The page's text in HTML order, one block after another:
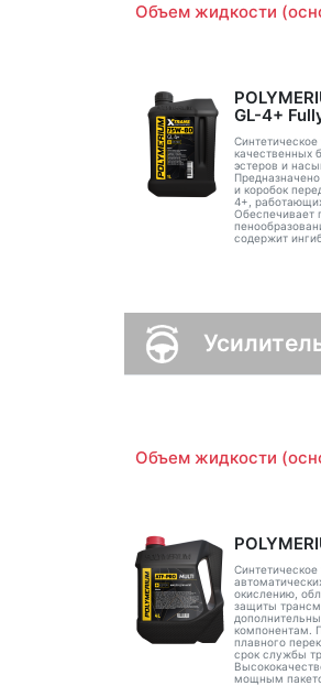
Объем жидкости
GL-4+
качественных
эстеров и
и коробок
4+,
Обеспечивает
содержит
Объем жидкости
окислению,
защиты
компонентам.
плавного
срок службы
мощным